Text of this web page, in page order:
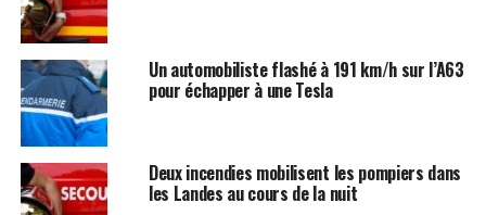
Un automobiliste flashé à 191 km/h sur l’A63
pour échapper à une Tesla
Deux incendies mobilisent les pompiers dans
les Landes au cours de la nuit